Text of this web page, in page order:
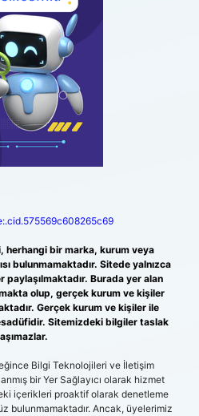
herhangi bir marka, kurum veya
bulunmamaktadır. Sitede yalnızca
paylaşılmaktadır. Burada yer alan
olup, gerçek kurum ve kişiler
Gerçek kurum ve kişiler ile
Sitemizdeki bilgiler taslak
Bilgi Teknolojileri ve İletişim
bir Yer Sağlayıcı olarak hizmet
içerikleri proaktif olarak denetleme
bulunmamaktadır. Ancak, üyelerimiz